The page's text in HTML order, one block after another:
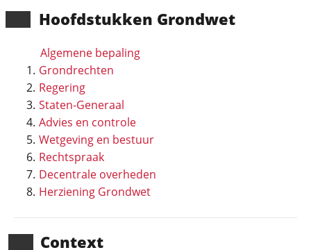
Hoofd­stukken Grondwet
Algemene bepaling
Grondrechten
Regering
Staten-Generaal
Advies en controle
Wetgeving en bestuur
Rechtspraak
Decentrale overheden
Herziening Grondwet
Context